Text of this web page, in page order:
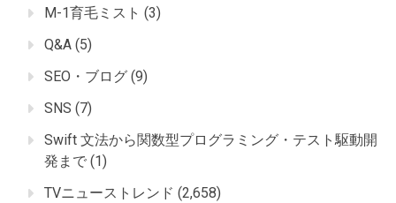
M-1育毛ミスト (3)
Q&A (5)
SEO・ブログ (9)
SNS (7)
Swift 文法から関数型プログラミング・テスト駆動開
発まで (1)
TVニューストレンド (2,658)